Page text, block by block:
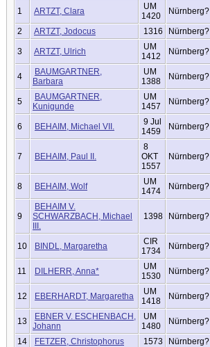
1 ARTZT, Clara
UM
1420
Nürnberg?
2 ARTZT, Jodocus 1316 Nürnberg?
3 ARTZT, Ulrich
UM
1412
Nürnberg?
4
BAUMGARTNER,
Barbara
UM
1388
Nürnberg?
5
BAUMGARTNER,
Kunigunde
UM
1457
Nürnberg?
6 BEHAIM, Michael VII.
9 Jul
1459
Nürnberg?
7 BEHAIM, Paul II.
8
OKT
1557
Nürnberg?
8 BEHAIM, Wolf
UM
1474
Nürnberg?
9
BEHAIM V.
SCHWARZBACH, Michael
III.
1398 Nürnberg?
10 BINDL, Margaretha
CIR
1734
Nürnberg?
11 DILHERR, Anna*
UM
1530
Nürnberg?
12 EBERHARDT, Margaretha
UM
1418
Nürnberg?
13
EBNER V. ESCHENBACH,
Johann
UM
1480
Nürnberg?
14 FETZER, Christophorus 1573 Nürnberg?